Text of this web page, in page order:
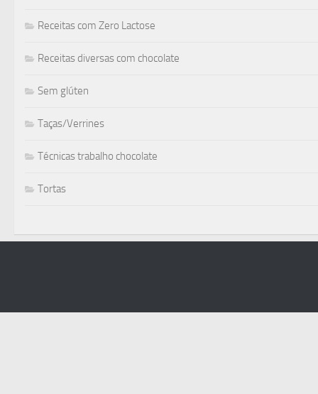
Receitas com Zero Lactose
Receitas diversas com chocolate
Sem glúten
Taças/Verrines
Técnicas trabalho chocolate
Tortas